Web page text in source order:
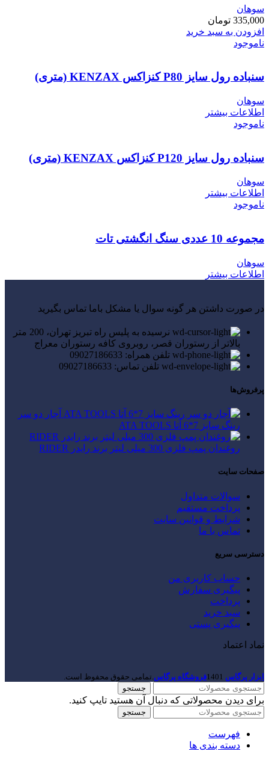
سوهان
335,000 تومان
افزودن به سبد خرید
ناموجود
سنباده رول سایز P80 کنزاکس KENZAX (متری)
سوهان
اطلاعات بیشتر
ناموجود
سنباده رول سایز P120 کنزاکس KENZAX (متری)
سوهان
اطلاعات بیشتر
ناموجود
مجموعه 10 عددی سنگ انگشتی تات
سوهان
اطلاعات بیشتر
در صورت داشتن هر گونه سوال یا مشکل باما تماس بگیرید
نرسیده به پلیس راه تبریز تهران، 200 متر
بالاتر از رستوران قصر، روبروی کافه رستوران معراج
تلفن همراه: 09027186633
تلفن تماس: 09027186633
پرفروش‌ها
آچار دو سر
رینگ سایز 7*6 آتا ATA TOOLS
روغندان پمپ فلزی 300 میلی لیتر برند رایدر RIDER
صفحات سایت
سوالات متداول
پرداخت مستقیم
شرایط و قوانین سایت
تماس با ما
دسترسی سریع
حساب کاربری من
پیگیری سفارش
پرداخت
سبد خرید
پیگیری پستی
نماد اعتماد
ابزار پرگاس 1401فروشگاه پرگاس .تمامی حقوق محفوظ است.
جستجو
برای دیدن محصولاتی که دنبال آن هستید تایپ کنید.
جستجو
فهرست
دسته بندی ها